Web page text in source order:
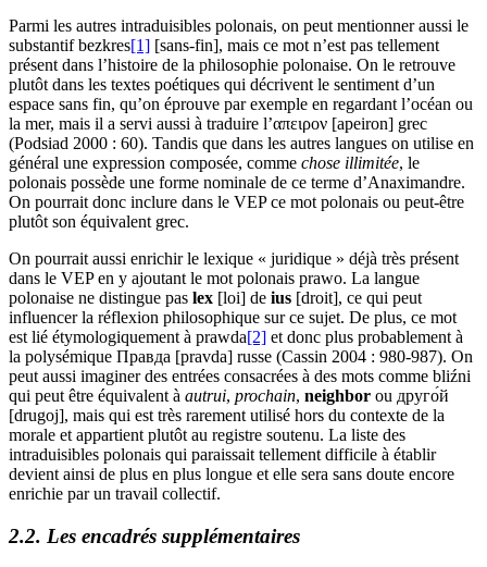
Parmi les autres intraduisibles polonais, on peut mentionner aussi le
substantifbezkres[1] [sans-fin], mais ce mot n’est pas tellement
présent dans l’histoire de la philosophie polonaise. On le retrouve
plutôt dans les textes poétiques qui décrivent le sentiment d’un
espace sans fin, qu’on éprouve par exemple en regardant l’océan ou
la mer, mais il a servi aussi à traduire l’απειρον [apeiron] grec
(Podsiad 2000 : 60). Tandis que dans les autres langues on utilise en
général une expression composée, comme chose illimitée, le
polonais possède une forme nominale de ce terme d’Anaximandre.
On pourrait donc inclure dans le VEP ce mot polonais ou peut-être
plutôt son équivalent grec.
On pourrait aussi enrichir le lexique « juridique » déjà très présent
dans le VEP en y ajoutant le mot polonais prawo. La langue
polonaise ne distingue pas lex [loi] de ius [droit], ce qui peut
influencer la réflexion philosophique sur ce sujet. De plus, ce mot
est lié étymologiquement à prawda[2] et donc plus probablement à
la polysémique Правда [pravda] russe (Cassin 2004 : 980-987). On
peut aussi imaginer des entrées consacrées à des mots comme bliźni
qui peut être équivalent à autrui, prochain, neighbor ou друго́й
[drugoj], mais qui est très rarement utilisé hors du contexte de la
morale et appartient plutôt au registre soutenu. La liste des
intraduisibles polonais qui paraissait tellement difficile à établir
devient ainsi de plus en plus longue et elle sera sans doute encore
enrichie par un travail collectif.
2.2. Les encadrés supplémentaires